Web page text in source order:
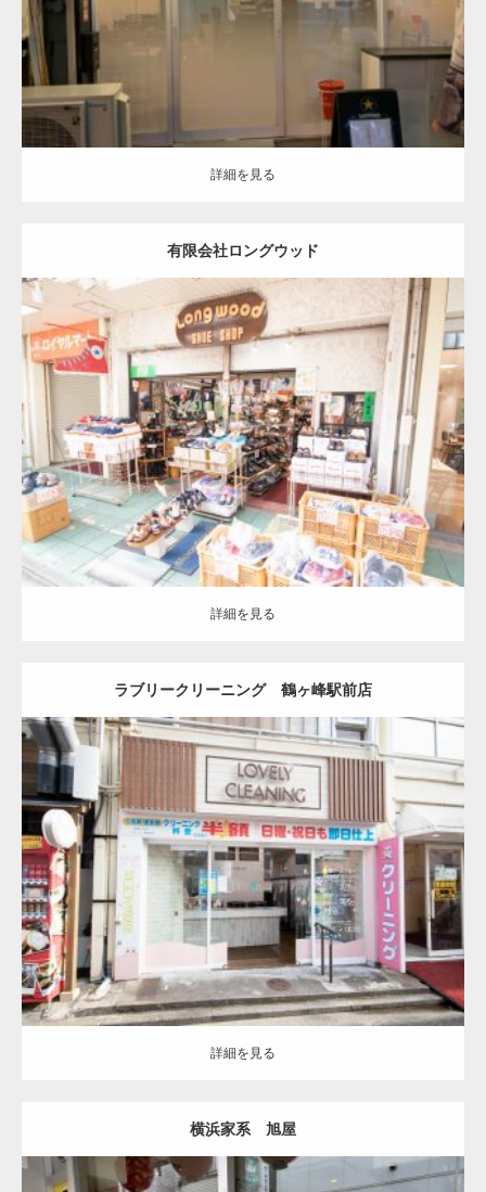
詳細を見る
有限会社ロングウッド
更新:2021.06.27
詳細を見る
詳細を見る
ラブリークリーニング 鶴ヶ峰駅前店
更新:2026.08.07
詳細を見る
詳細を見る
横浜家系 旭屋